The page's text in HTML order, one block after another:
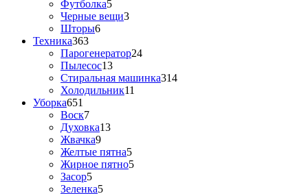
Футболка5
Черные вещи3
Шторы6
Техника363
Парогенератор24
Пылесос13
Стиральная машинка314
Холодильник11
Уборка651
Воск7
Духовка13
Жвачка9
Желтые пятна5
Жирное пятно5
Засор5
Зеленка5